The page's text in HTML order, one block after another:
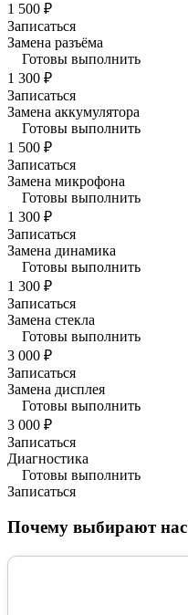
1 500 ₽
Записаться
Замена разъёма
Готовы выполнить
1 300 ₽
Записаться
Замена аккумулятора
Готовы выполнить
1 500 ₽
Записаться
Замена микрофона
Готовы выполнить
1 300 ₽
Записаться
Замена динамика
Готовы выполнить
1 300 ₽
Записаться
Замена стекла
Готовы выполнить
3 000 ₽
Записаться
Замена дисплея
Готовы выполнить
3 000 ₽
Записаться
Диагностика
Готовы выполнить
Записаться
Почему выбирают нас